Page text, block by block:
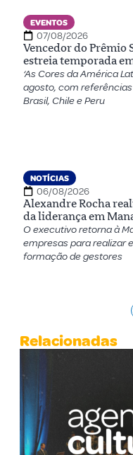
EVENTOS
07/08/2026
Vencedor do Prêmio
estreia temporada
‘As Cores da América
agosto, com
Brasil, Chile e Peru
NOTÍCIAS
06/08/2026
Alexandre Rocha
da liderança em
O executivo retorna à
empresas para realizar
formação de gestores
Relacionadas